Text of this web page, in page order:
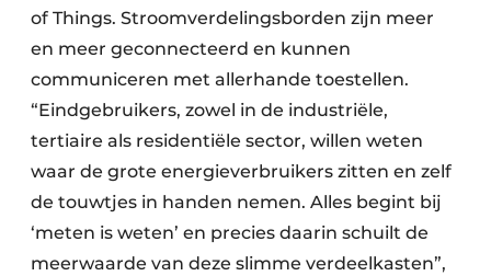
of Things. Stroomverdelingsborden zijn meer
en meer geconnecteerd en kunnen
communiceren met allerhande toestellen.
“Eindgebruikers, zowel in de industriële,
tertiaire als residentiële sector, willen weten
waar de grote energieverbruikers zitten en zelf
de touwtjes in handen nemen. Alles begint bij
‘meten is weten’ en precies daarin schuilt de
meerwaarde van deze slimme verdeelkasten”,